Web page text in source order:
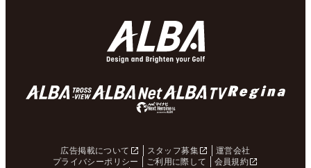
広告掲載について スタッフ募集
運営会社
プライバシーポリシー
ご利用に際して 会員規約